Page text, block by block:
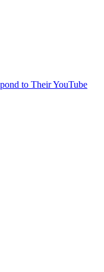
to Their YouTube